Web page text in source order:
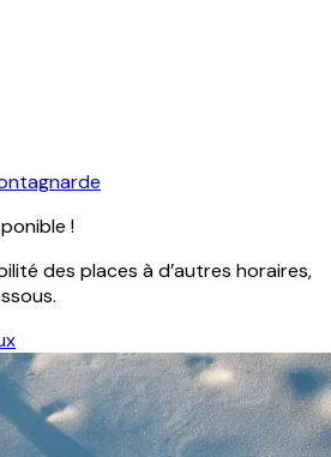
!
des places à d’autres horaires,